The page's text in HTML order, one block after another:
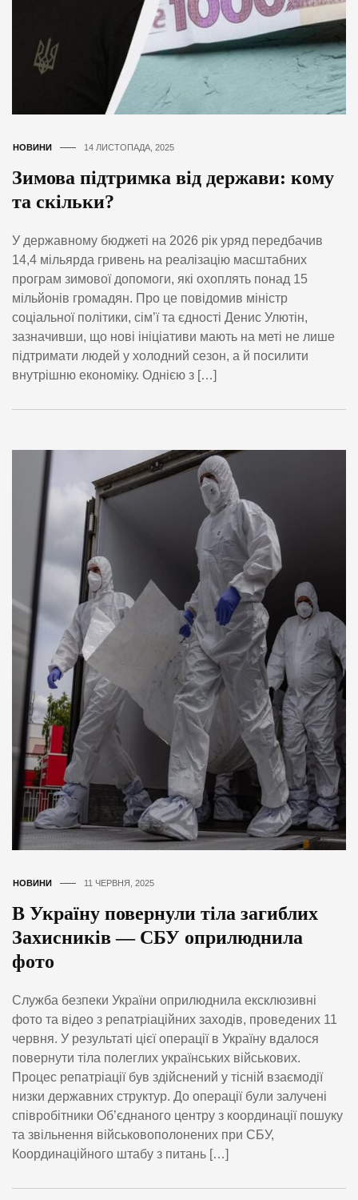
НОВИНИ 14 ЛИСТОПАДА, 2025
Зимова підтримка від держави: кому
та скільки?
У державному бюджеті на 2026 рік уряд передбачив
14,4 мільярда гривень на реалізацію масштабних
програм зимової допомоги, які охоплять понад 15
мільйонів громадян. Про це повідомив міністр
соціальної політики, сім’ї та єдності Денис Улютін,
зазначивши, що нові ініціативи мають на меті не лише
підтримати людей у холодний сезон, а й посилити
внутрішню економіку. Однією з […]
НОВИНИ 11 ЧЕРВНЯ, 2025
В Україну повернули тіла загиблих
Захисників — СБУ оприлюднила
фото
Служба безпеки України оприлюднила ексклюзивні
фото та відео з репатріаційних заходів, проведених 11
червня. У результаті цієї операції в Україну вдалося
повернути тіла полеглих українських військових.
Процес репатріації був здійснений у тісній взаємодії
низки державних структур. До операції були залучені
співробітники Об’єднаного центру з координації пошуку
та звільнення військовополонених при СБУ,
Координаційного штабу з питань […]